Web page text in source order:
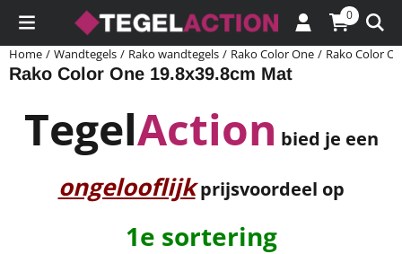
Cookievoorkeuren zijn momenteel gesloten. 0
Home / Wandtegels / Rako wandtegels / Rako Color One / Rako Color
Rako Color One 19.8x39.8cm Mat
TegelAction bied je een
ongelooflijkprijsvoordeel op
1e sortering